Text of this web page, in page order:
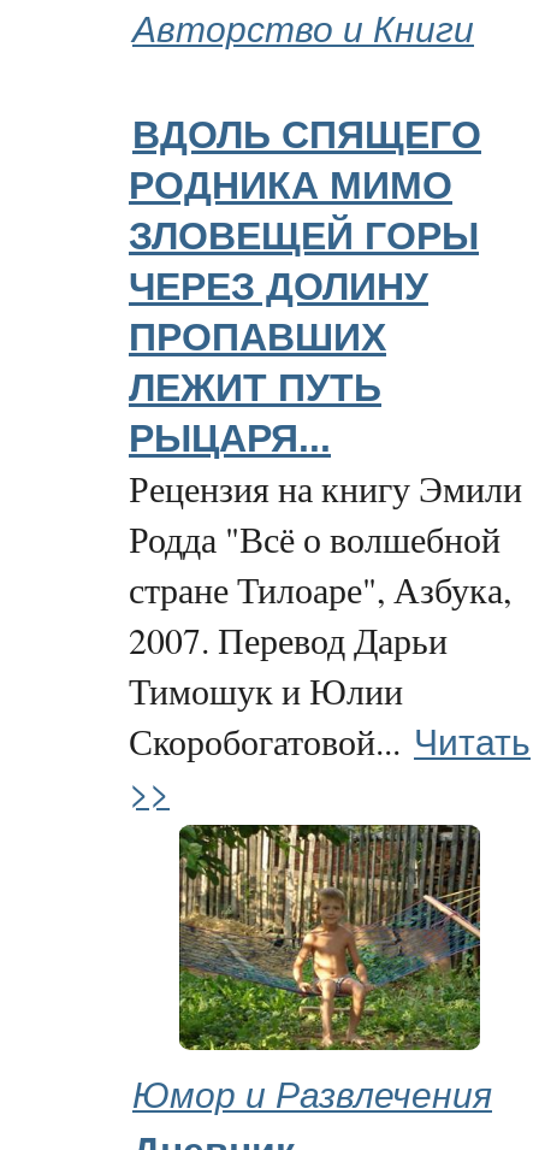
Авторство и Книги
ВДОЛЬ СПЯЩЕГО
РОДНИКА МИМО
ЗЛОВЕЩЕЙ ГОРЫ
ЧЕРЕЗ ДОЛИНУ
ПРОПАВШИХ
ЛЕЖИТ ПУТЬ
РЫЦАРЯ...
Рецензия на книгу Эмили
Родда "Всё о волшебной
стране Тилоаре", Азбука,
2007. Перевод Дарьи
Тимошук и Юлии
Скоробогатовой... Читать
>>
Юмор и Развлечения